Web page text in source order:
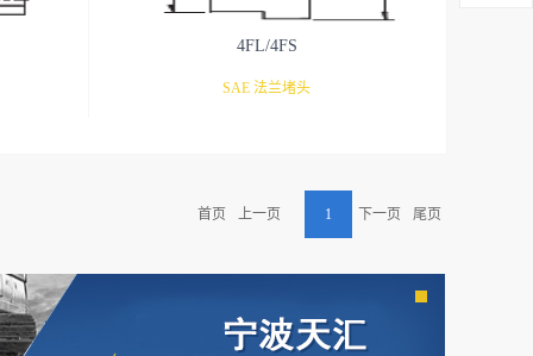
4FL/4FS
SAE 法兰堵头
首页 上一页 1 下一页 尾页